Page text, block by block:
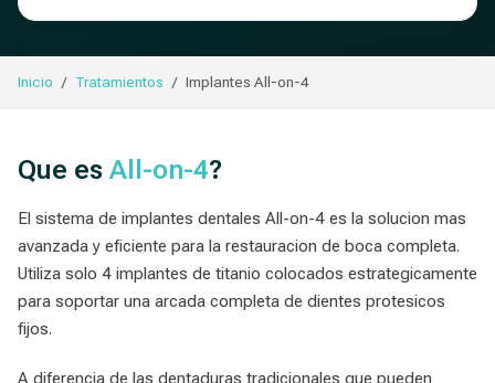
Inicio Tratamientos Implantes All-on-4
Que es All-on-4?
El sistema de implantes dentales All-on-4 es la solucion mas
avanzada y eficiente para la restauracion de boca completa.
Utiliza solo 4 implantes de titanio colocados estrategicamente
para soportar una arcada completa de dientes protesicos
fijos.
A diferencia de las dentaduras tradicionales que pueden